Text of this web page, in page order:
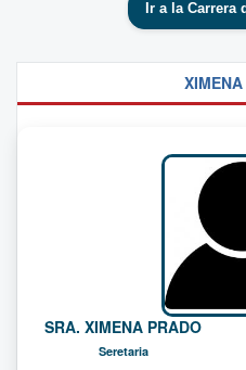
Ir a la Carrera
SRA. XIMENA PRADO
Seretaria